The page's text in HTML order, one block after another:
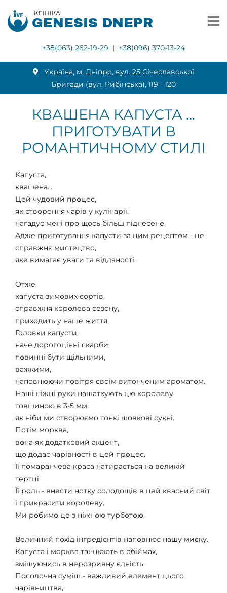
КЛІНІКА
GENESIS DNEPR
+38(063) 262-19-29 | +38(096) 370-13-24
Українa, м. Дніпро, вул. 25 Січеславської
Бригади (вул. Рибінська), 119 ‑ 120
КВАШЕНА КАПУСТА ...
ПРИГОТУВАТИ В
РОМАНТИЧНОМУ СТИЛІ
Капуста,
квашена...
Цей чудовий процес,
як створення чарів у кулінарії,
нагадує мені про щось більш піднесене.
Адже приготування капусти за цим рецептом - це
справжнє мистецтво,
яке вимагає уваги та відданості.
Отже,
капуста зимових сортів,
справжня королева сезону,
приходить у наше життя.
Головки капусти,
наче дорогоцінні скарби,
повинні бути щільними,
важкими,
наповнюючи повітря своїм витонченим ароматом.
Наші ніжні руки нашаткують цю королеву
товщиною в 3-5 мм,
як ніби ми створюємо тонкі шовкові сукні.
Потім морква,
вона як додатковий акцент,
що додає чарівності в цей процес.
Її помаранчева краса натирається на великій
тертці.
Її роль - внести нотку солодощів в цей квасний світ
і прикрасити королеву.
Ми робимо це з ніжною турботою.
Величний похід інгредієнтів наповнює нашу миску.
Капуста і морква танцюють в обіймах,
змішуючись в нерозривну єдність.
Посолочна суміш - важливий елемент цього
чарівництва,